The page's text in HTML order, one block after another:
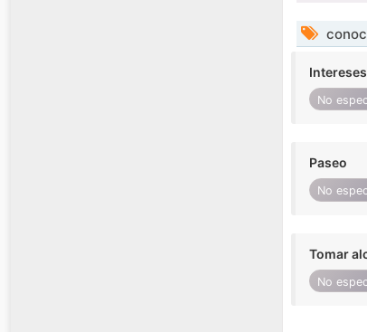
Intereses
No
Paseo
No
Tomar
No